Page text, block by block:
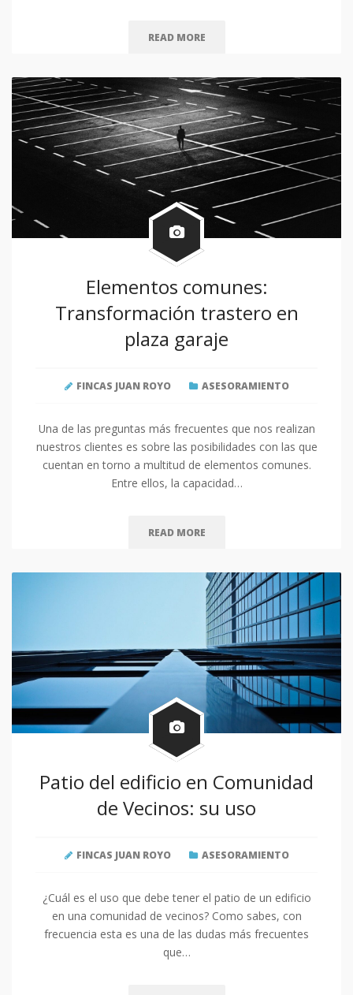
READ MORE
Elementos comunes:
Transformación trastero en
plaza garaje
FINCAS JUAN ROYO ASESORAMIENTO
Una de las preguntas más frecuentes que nos realizan
nuestros clientes es sobre las posibilidades con las que
cuentan en torno a multitud de elementos comunes.
Entre ellos, la capacidad…
READ MORE
Patio del edificio en Comunidad
de Vecinos: su uso
FINCAS JUAN ROYO ASESORAMIENTO
¿Cuál es el uso que debe tener el patio de un edificio
en una comunidad de vecinos? Como sabes, con
frecuencia esta es una de las dudas más frecuentes
que…